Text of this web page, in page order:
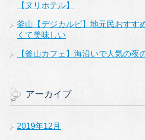
【ヌリホテル】
釜山【デジカルビ】地元民おすす
くて美味しい
【釜山カフェ】海沿いで人気の夜
アーカイブ
2019年12月